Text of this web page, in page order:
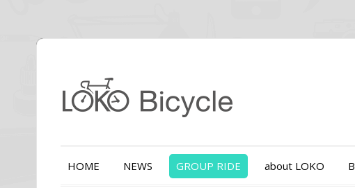
HOME NEWS GROUP RIDE about LOKO